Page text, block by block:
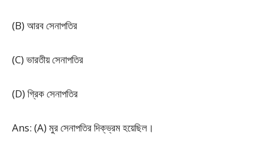
(B) আরব সেনাপতির
(C) ভারতীয় সেনাপতির
(D) গ্রিক সেনাপতির
Ans: (A) মুর সেনাপতির দিক্‌ভ্রম হয়েছিল।